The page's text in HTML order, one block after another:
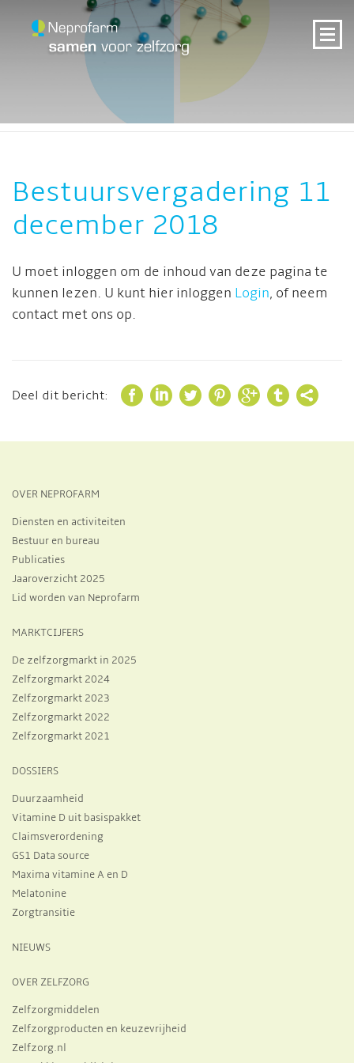
Bestuursvergadering 11
december 2018
U moet inloggen om de inhoud van deze pagina te
kunnen lezen. U kunt hier inloggen Login, of neem
contact met ons op.
Deel dit bericht:       
OVER NEPROFARM
Diensten en activiteiten
Bestuur en bureau
Publicaties
Jaaroverzicht 2025
Lid worden van Neprofarm
MARKTCIJFERS
De zelfzorgmarkt in 2025
Zelfzorgmarkt 2024
Zelfzorgmarkt 2023
Zelfzorgmarkt 2022
Zelfzorgmarkt 2021
DOSSIERS
Duurzaamheid
Vitamine D uit basispakket
Claimsverordening
GS1 Data source
Maxima vitamine A en D
Melatonine
Zorgtransitie
NIEUWS
OVER ZELFZORG
Zelfzorgmiddelen
Zelfzorgproducten en keuzevrijheid
Zelfzorg.nl